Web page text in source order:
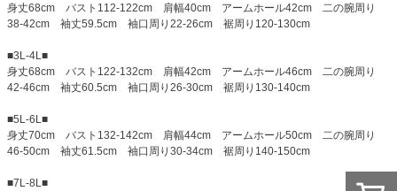
身丈68cm バスト112-122cm 肩幅40cm アームホール42cm 二の腕周り
38-42cm 袖丈59.5cm 袖口周り22-26cm 裾周り120-130cm
■3L-4L■
身丈68cm バスト122-132cm 肩幅42cm アームホール46cm 二の腕周り
42-46cm 袖丈60.5cm 袖口周り26-30cm 裾周り130-140cm
■5L-6L■
身丈70cm バスト132-142cm 肩幅44cm アームホール50cm 二の腕周り
46-50cm 袖丈61.5cm 袖口周り30-34cm 裾周り140-150cm
■7L-8L■